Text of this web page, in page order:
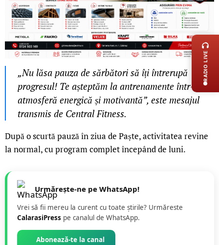
„Nu lăsa pauza de sărbători să îți întrerupă
progresul! Te așteptăm la antrenamente într-o
atmosferă energică și motivantă”, este mesajul
transmis de Central Fitness.
După o scurtă pauză în ziua de Paște, activitatea revine
la normal, cu program complet începând de luni.
Urmărește-ne pe WhatsApp!
Vrei să fii mereu la curent cu toate știrile? Urmăreste
CalarasiPress pe canalul de WhatsApp.
Abonează-te la canal
RADIO LIVE